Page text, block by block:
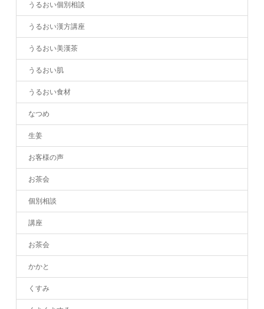
うるおい個別相談
うるおい漢方講座
うるおい美漢茶
うるおい肌
うるおい食材
なつめ
生姜
お客様の声
お茶会
個別相談
講座
お茶会
かかと
くすみ